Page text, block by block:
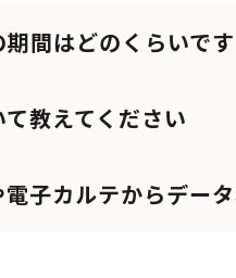
間はどのくらいです
教えてください
子カルテからデー